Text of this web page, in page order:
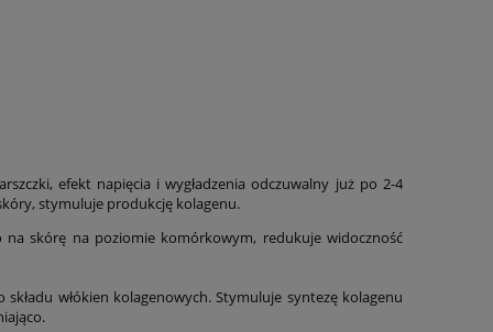
efekt napięcia i wygładzenia odczuwalny już po 2-4
stymuluje produkcję kolagenu.
skórę na poziomie komórkowym, redukuje widoczność
włókien kolagenowych. Stymuluje syntezę kolagenu